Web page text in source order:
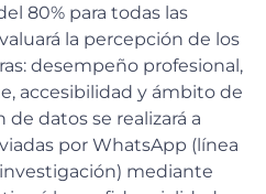
80% para todas las
la percepción de los
desempeño profesional,
accesibilidad y ámbito de
datos se realizará a
por WhatsApp (línea
mediante